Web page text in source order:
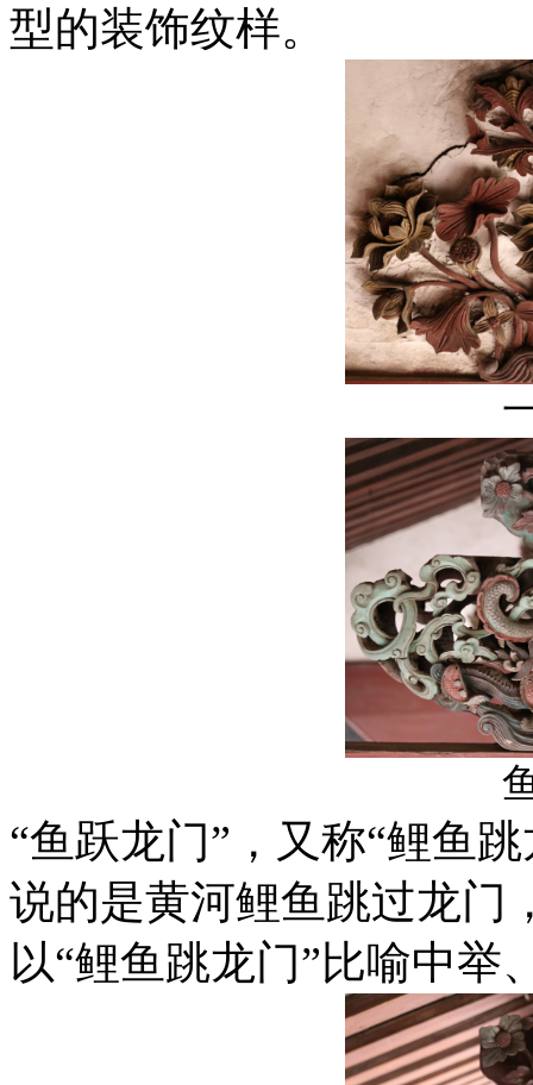
型的装饰纹样。
“鱼跃龙门”，又称“鲤鱼
说的是黄河鲤鱼跳过龙门
以“鲤鱼跳龙门”比喻中举